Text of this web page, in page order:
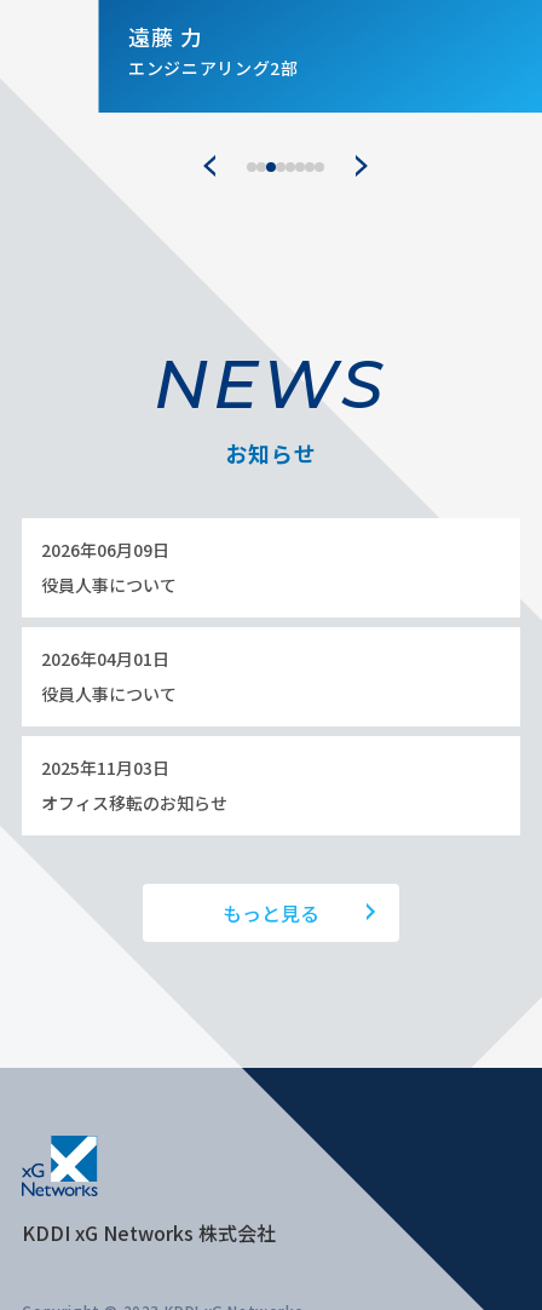
遠藤 力
エンジニアリング2部
NEWS
お知らせ
2026年06月09日
役員人事について
2026年04月01日
役員人事について
2025年11月03日
オフィス移転のお知らせ
もっと見る
KDDI xG Networks 株式会社